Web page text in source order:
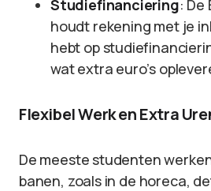
Studiefinanciering:
houdt rekening met je
hebt op
wat extra euro’s
Flexibel Werk en Extra
De meeste studenten
banen, zoals in de horeca,